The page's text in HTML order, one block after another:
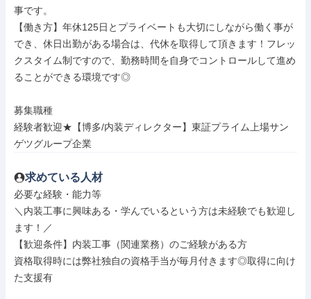
事です。
【働き方】年休125日とプライベートも大切にしながら働く事が
でき、休日出勤がある場合は、代休を取得して頂きます！フレッ
クスタイム制ですので、勤務時間を自身でコントロールして進め
ることができる環境です◎
募集職種
経験者歓迎★【博多/内装ディレクター】東証プライム上場サン
ゲツグループ企業
求めている人材
必要な経験・能力等
＼内装工事に興味ある・学んでいるという方は未経験でも歓迎し
ます！／
【歓迎条件】内装工事（関連業務）のご経験がある方
資格取得時には弊社独自の資格手当が毎月付きます◎取得に向け
た支援有